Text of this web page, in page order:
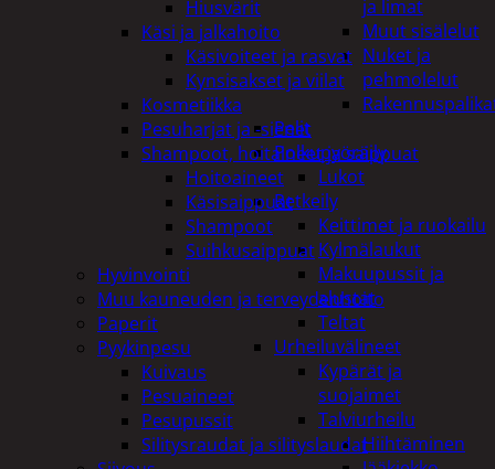
ja limat
Muut sisälelut
Nuket ja
pehmolelut
Pelit
Polkupyöräily
Lukot
Retkeily
Keittimet ja ruokailu
Kylmälaukut
Makuupussit ja
alustat
Teltat
Urheiluvälineet
Kypärät ja
suojaimet
Talviurheilu
Hiihtäminen
Hiusvärit
Käsi ja jalkahoito
Käsivoiteet ja rasvat
Kynsisakset ja viilat
Kosmetiikka
Pesuharjat ja -sienet
Shampoot, hoitaineet ja saippuat
Hoitoaineet
Käsisaippuat
Shampoot
Suihkusaippuat
Hyvinvointi
Muu kauneuden ja terveydenhoito
Paperit
Pyykinpesu
Kuivaus
Pesuaineet
Pesupussit
Silitysraudat ja silityslaudat